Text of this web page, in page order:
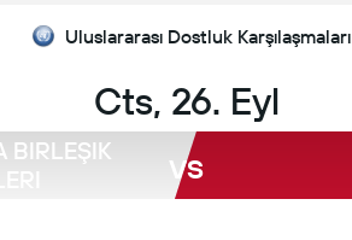
Uluslararası Dostluk Karşılaşmaları
Cts, 26. Eyl
BIRLEŞIK
vs